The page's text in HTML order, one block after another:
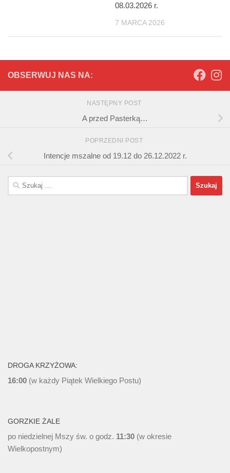
08.03.2026 r.
7 MARCA 2026
OBSERWUJ NAS NA:
NASTĘPNY POST
A przed Pasterką…
POPRZEDNI POST
Intencje mszalne od 19.12 do 26.12.2022 r.
Szukaj:
DROGA KRZYŻOWA:
16:00 (w każdy Piątek Wielkiego Postu)
GORZKIE ŻALE
po niedzielnej Mszy św. o godz. 11:30 (w okresie
Wielkopostnym)